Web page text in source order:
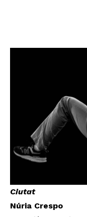
Ciutat
Núria Crespo